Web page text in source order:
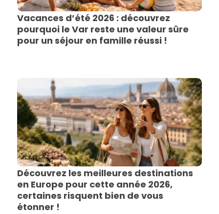
Vacances d’été 2026 : découvrez
pourquoi le Var reste une valeur sûre
pour un séjour en famille réussi !
Découvrez les meilleures destinations
en Europe pour cette année 2026,
certaines risquent bien de vous
étonner !